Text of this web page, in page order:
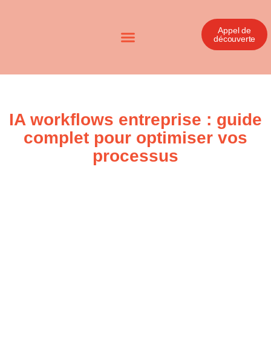
Appel de
découverte
IA workflows entreprise : guide
complet pour optimiser vos
processus